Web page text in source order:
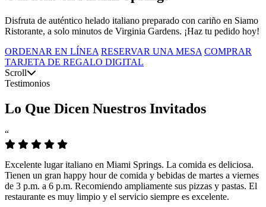
Disfruta de auténtico helado italiano preparado con cariño en Siamo
Ristorante, a solo minutos de Virginia Gardens. ¡Haz tu pedido hoy!
ORDENAR EN LÍNEA RESERVAR UNA MESA COMPRAR
TARJETA DE REGALO DIGITAL
Scroll
Testimonios
Lo Que Dicen Nuestros Invitados
“
Excelente lugar italiano en Miami Springs. La comida es deliciosa.
Tienen un gran happy hour de comida y bebidas de martes a viernes
de 3 p.m. a 6 p.m. Recomiendo ampliamente sus pizzas y pastas. El
restaurante es muy limpio y el servicio siempre es excelente.